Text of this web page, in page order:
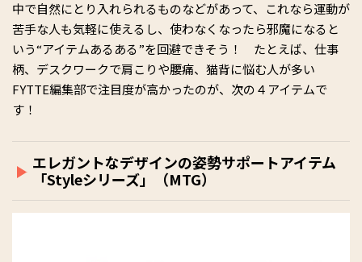
中で自然にとり入れられるものなどがあって、これなら運動が
苦手な人も気軽に使えるし、使わなくなったら邪魔になると
いう“アイテムあるある”を回避できそう！ たとえば、仕事
柄、デスクワークで肩こりや腰痛、猫背に悩む人が多い
FYTTE編集部で注目度が高かったのが、次の４アイテムで
す！
エレガントなデザインの姿勢サポートアイテム
「Styleシリーズ」（MTG）